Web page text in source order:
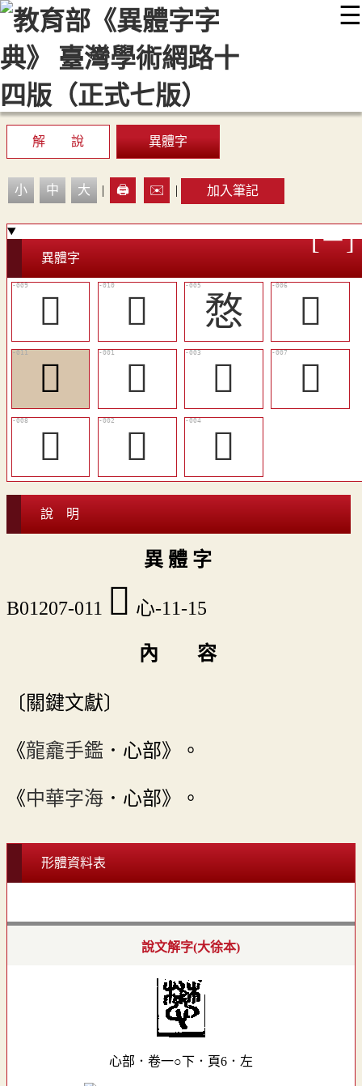
☰
::: 最新消息 常見問題 編輯說明
顯示模式
網站導覽
解 說 異體字
小 中 大 | 🖨️ ✉️ | 加入筆記
異體字
𢘕 𢘅 愗
󷤌
󷤏
󷤈 󷤊
󷤍
󷤎
󷤉 󷤋
說 明
異 體 字
B01207-011 󷤏 心-11-15
內 容
〔關鍵文獻〕
《龍龕手鑑 ．心部》。
《中華字海 ．心部》。
形體資料表
說文解字(大徐本)
心部．卷一○下．頁6．左